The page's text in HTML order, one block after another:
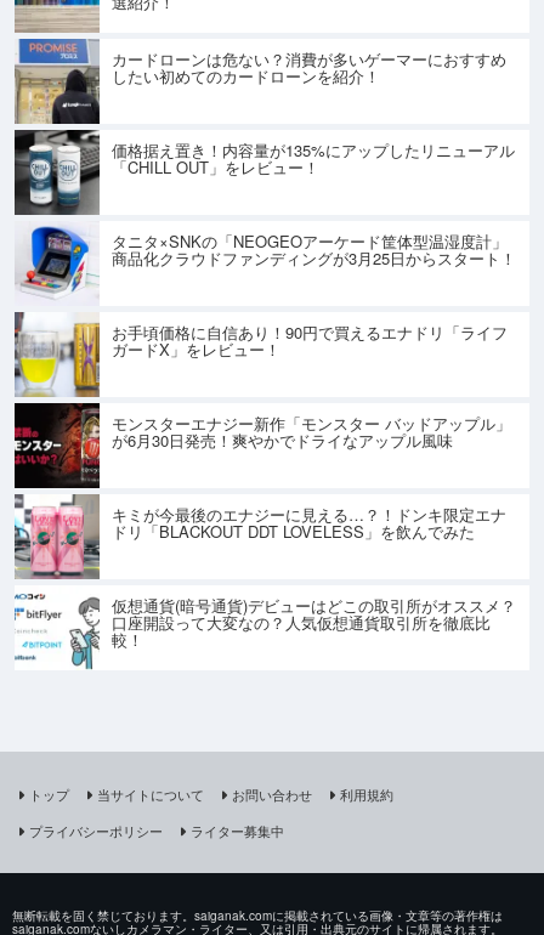
カードローンは危ない？消費が多いゲーマーにおすすめ
したい初めてのカードローンを紹介！
価格据え置き！内容量が135%にアップしたリニューアル
「CHILL OUT」をレビュー！
タニタ×SNKの「NEOGEOアーケード筐体型温湿度計」
商品化クラウドファンディングが3月25日からスタート！
お手頃価格に自信あり！90円で買えるエナドリ「ライフ
ガードX」をレビュー！
モンスターエナジー新作「モンスター バッドアップル」
が6月30日発売！爽やかでドライなアップル風味
キミが今最後のエナジーに見える…？！ドンキ限定エナ
ドリ「BLACKOUT DDT LOVELESS」を飲んでみた
仮想通貨(暗号通貨)デビューはどこの取引所がオススメ？
口座開設って大変なの？人気仮想通貨取引所を徹底比
較！
トップ 当サイトについて お問い合わせ
利用規約
プライバシーポリシー
ライター募集中
無断転載を固く禁じております。saiganak.comに掲載されている画像・文章等の著作権は
saiganak.comないしカメラマン・ライター、又は引用・出典元のサイトに帰属されます。